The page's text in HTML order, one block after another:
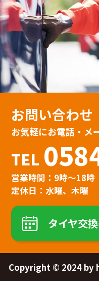
お問い合わせ
お気軽にお電話・メ
TEL
営業時間：9時〜18時
定休日：水曜、木曜
タイヤ交
Copyright © 2024 by